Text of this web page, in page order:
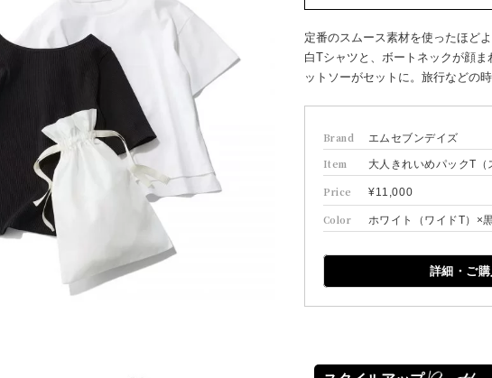
定番のスムース素材を使ったほど
白Tシャツと、ボートネックが顔
ットソーがセットに。旅行などの
Brand エムセブンデイズ
Item 大人きれいめパックT
Price ¥11,000
Color ホワイト（ワイドT）×
詳細・ご